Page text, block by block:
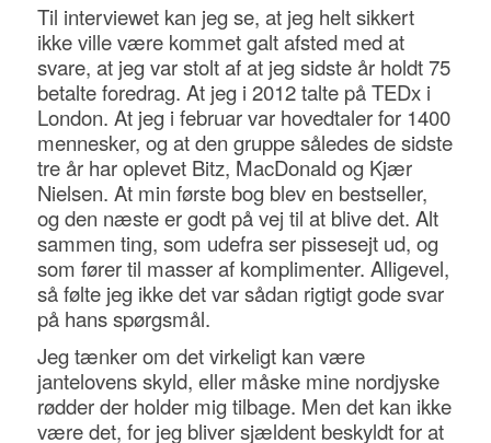
Til interviewet kan jeg se, at jeg helt sikkert
ikke ville være kommet galt afsted med at
svare, at jeg var stolt af at jeg sidste år holdt 75
betalte foredrag. At jeg i 2012 talte på TEDx i
London. At jeg i februar var hovedtaler for 1400
mennesker, og at den gruppe således de sidste
tre år har oplevet Bitz, MacDonald og Kjær
Nielsen. At min første bog blev en bestseller,
og den næste er godt på vej til at blive det. Alt
sammen ting, som udefra ser pissesejt ud, og
som fører til masser af komplimenter. Alligevel,
så følte jeg ikke det var sådan rigtigt gode svar
på hans spørgsmål.
Jeg tænker om det virkeligt kan være
jantelovens skyld, eller måske mine nordjyske
rødder der holder mig tilbage. Men det kan ikke
være det, for jeg bliver sjældent beskyldt for at